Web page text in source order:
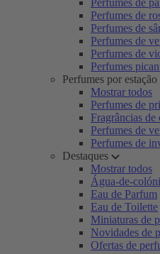
Perfumes de
Perfumes de
Perfumes de
Perfumes de
Perfumes de
Perfumes
Perfumes por estação
Mostrar todos
Perfumes de
Fragrâncias de
Perfumes de
Perfumes de
Destaques
Mostrar todos
Água-de-
Eau de Parfum
Eau de Toilette
Miniaturas de
Novidades de
Ofertas de